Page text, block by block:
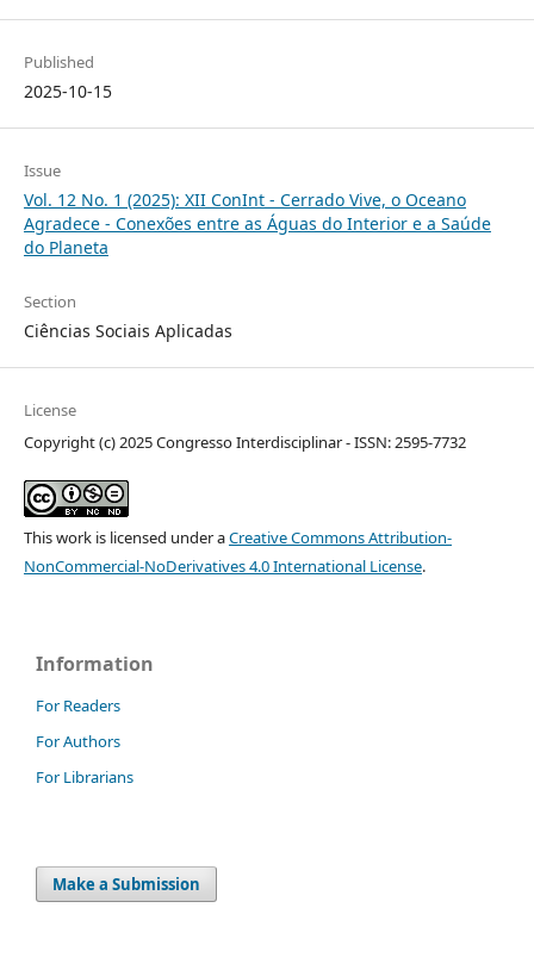
Published
2025-10-15
Issue
Vol. 12 No. 1 (2025): XII ConInt - Cerrado Vive, o Oceano
Agradece - Conexões entre as Águas do Interior e a Saúde
do Planeta
Section
Ciências Sociais Aplicadas
License
Copyright (c) 2025 Congresso Interdisciplinar - ISSN: 2595-7732
This work is licensed under aCreative Commons Attribution-
NonCommercial-NoDerivatives 4.0 International License.
Information
For Readers
For Authors
For Librarians
Make a Submission